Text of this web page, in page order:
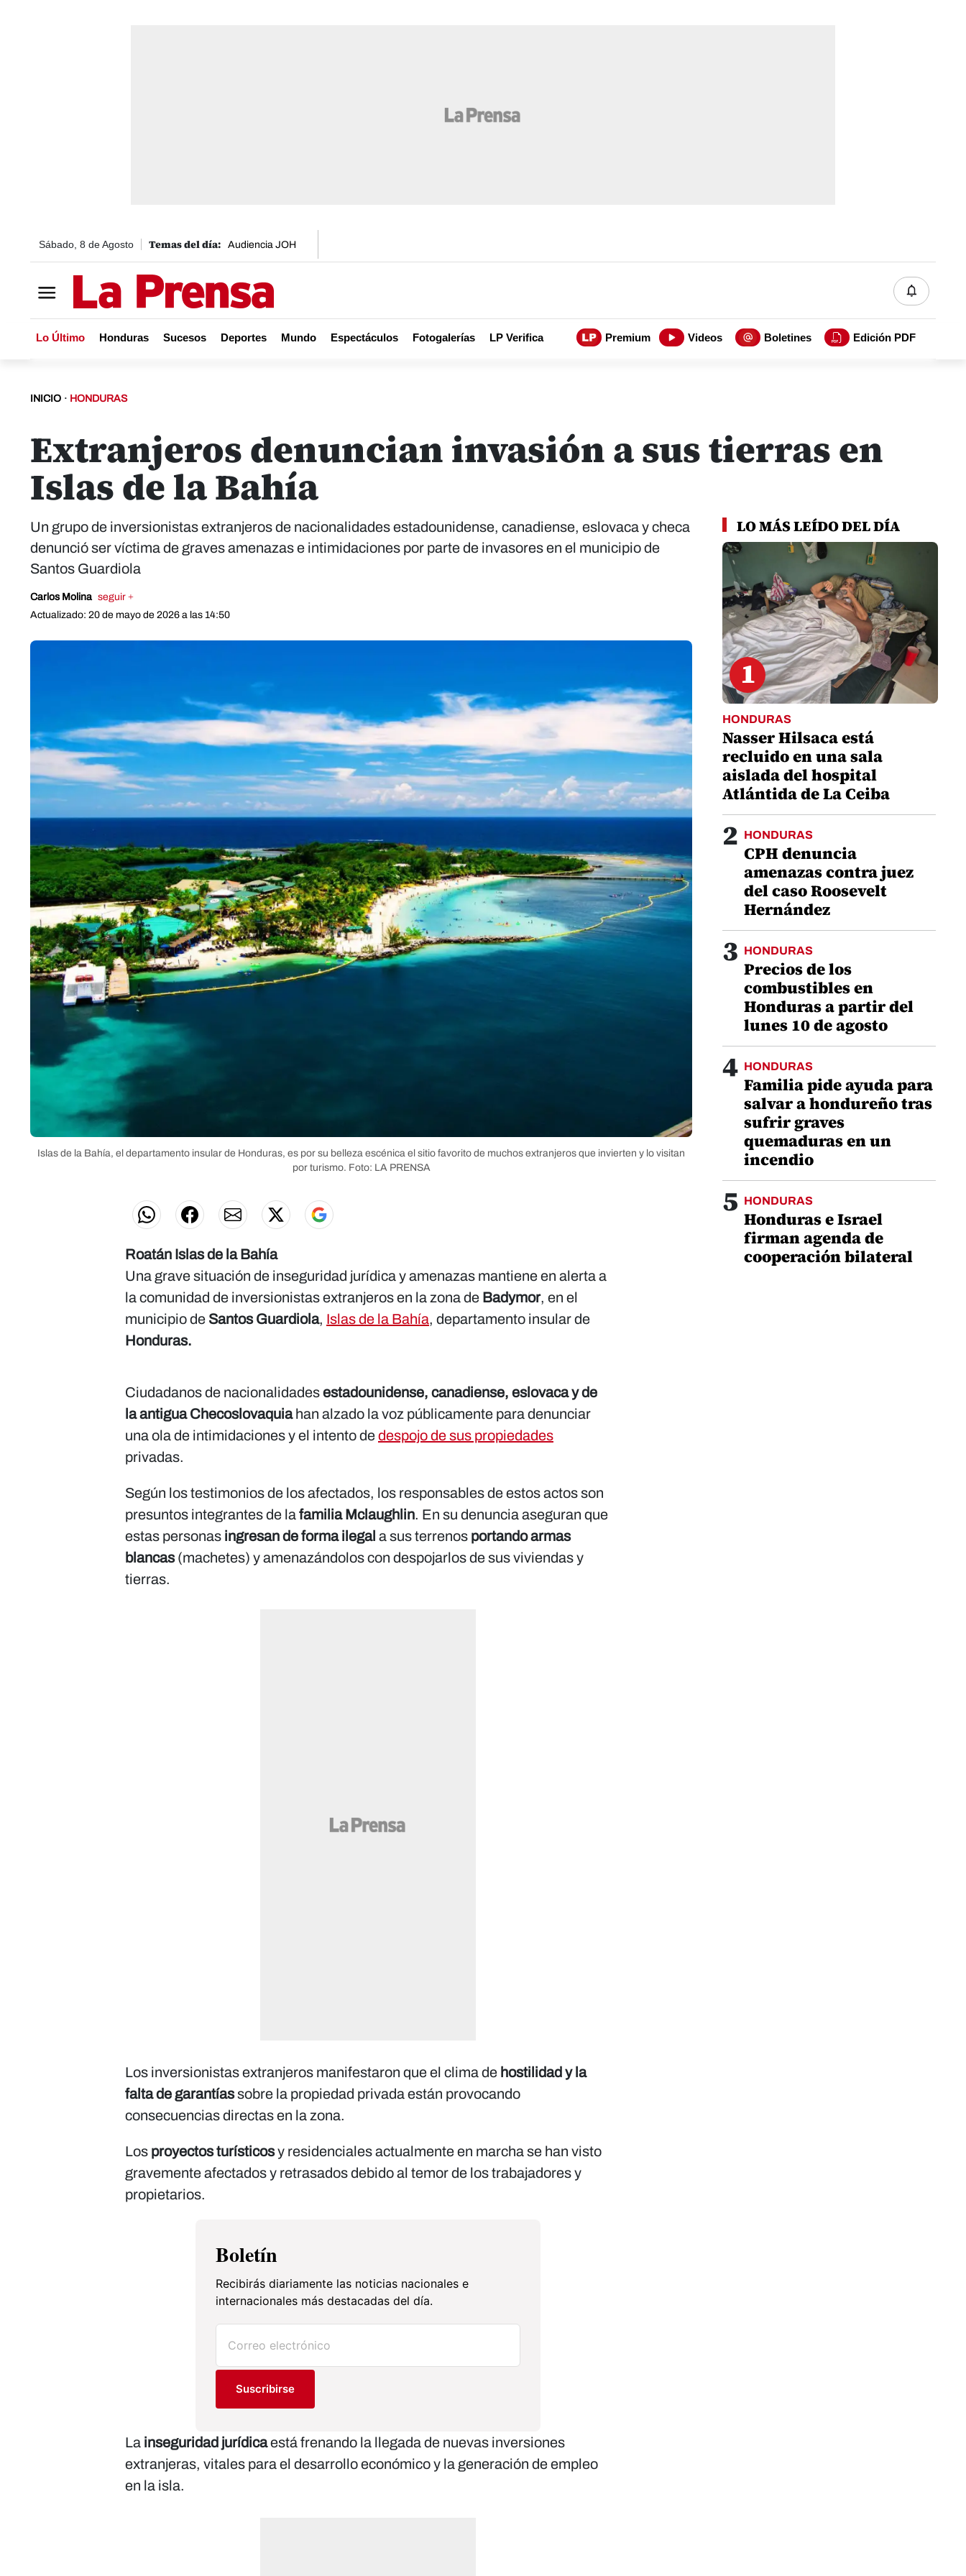
Sábado, 8 de Agosto Audiencia JOH
Lo Último Honduras Sucesos Deportes Mundo Espectáculos Fotogalerías LP Verifica Premium Videos Boletines Edición PDF
INICIO · HONDURAS
Extranjeros denuncian invasión a sus tierras en
Islas de la Bahía
Un grupo de inversionistas extranjeros de nacionalidades estadounidense, canadiense, eslovaca y checa
denunció ser víctima de graves amenazas e intimidaciones por parte de invasores en el municipio de
Santos Guardiola
Carlos Molina seguir +
Actualizado: 20 de mayo de 2026 a las 14:50
Islas de la Bahía, el departamento insular de Honduras, es por su belleza escénica el sitio favorito de muchos extranjeros que invierten y lo visitan
por turismo. Foto: LA PRENSA
Roatán Islas de la Bahía
Una grave situación de inseguridad jurídica y amenazas mantiene en alerta a
la comunidad de inversionistas extranjeros en la zona de Badymor, en el
municipio de Santos Guardiola, Islas de la Bahía, departamento insular de
Honduras.
Ciudadanos de nacionalidadesestadounidense, canadiense, eslovaca y de
la antigua Checoslovaquiahan alzado la voz públicamente para denunciar
una ola de intimidaciones y el intento dedespojo de sus propiedades
privadas.
Según los testimonios de los afectados, los responsables de estos actos son
presuntos integrantes de lafamilia Mclaughlin. En su denuncia aseguran que
estas personas ingresan de forma ilegal a sus terrenos portando armas
blancas(machetes) y amenazándolos con despojarlos de sus viviendas y
tierras.
Los inversionistas extranjeros manifestaron que el clima de hostilidad y la
falta de garantíassobre la propiedad privada están provocando
consecuencias directas en la zona.
Los proyectos turísticosy residenciales actualmente en marcha se han visto
gravemente afectados y retrasados debido al temor de los trabajadores y
propietarios.
Boletín
Recibirás diariamente las noticias nacionales e
internacionales más destacadas del día.
Suscribirse
La inseguridad jurídicaestá frenando la llegada de nuevas inversiones
extranjeras, vitales para el desarrollo económico y la generación de empleo
en la isla.
LO MÁS LEÍDO DEL DÍA
1
HONDURAS
Nasser Hilsaca está
recluido en una sala
aislada del hospital
Atlántida de La Ceiba
2 HONDURAS
CPH denuncia
amenazas contra juez
del caso Roosevelt
Hernández
3 HONDURAS
Precios de los
combustibles en
Honduras a partir del
lunes 10 de agosto
4 HONDURAS
Familia pide ayuda para
salvar a hondureño tras
sufrir graves
quemaduras en un
incendio
5 HONDURAS
Honduras e Israel
firman agenda de
cooperación bilateral